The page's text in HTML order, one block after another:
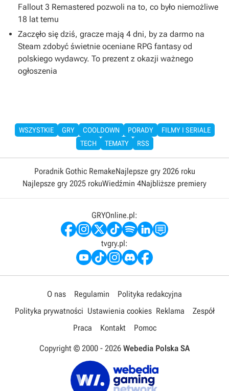
Fallout 3 Remastered pozwoli na to, co było niemożliwe
18 lat temu
Zaczęło się dziś, gracze mają 4 dni, by za darmo na
Steam zdobyć świetnie oceniane RPG fantasy od
polskiego wydawcy. To prezent z okazji ważnego
ogłoszenia
WSZYSTKIE GRY COOLDOWN PORADY
FILMY I SERIALE
TECH
TEMATY RSS
Poradnik Gothic RemakeNajlepsze gry 2026 roku
Najlepsze gry 2025 rokuWiedźmin 4Najbliższe premiery
GRYOnline.pl:
tvgry.pl:
O nas Regulamin
Polityka redakcyjna
Polityka prywatności Ustawienia cookies Reklama
Zespół
Praca
Kontakt Pomoc
Copyright © 2000 - 2026 Webedia Polska SA